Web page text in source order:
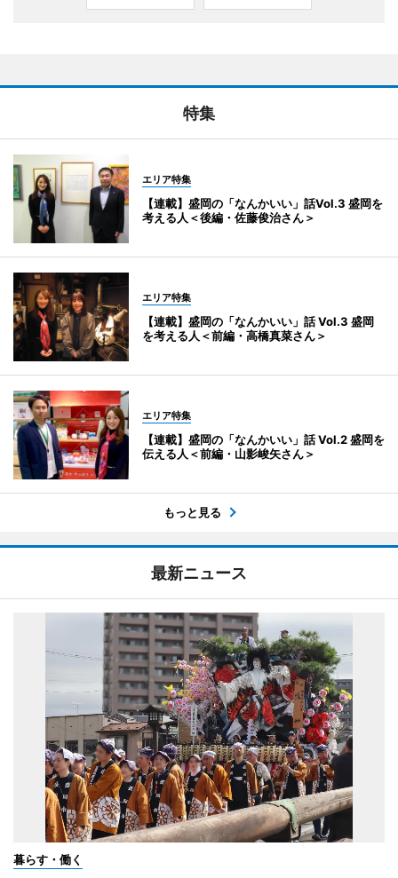
特集
エリア特集
【連載】盛岡の「なんかいい」話Vol.3 盛岡を
考える人＜後編・佐藤俊治さん＞
エリア特集
【連載】盛岡の「なんかいい」話 Vol.3 盛岡
を考える人＜前編・高橋真菜さん＞
エリア特集
【連載】盛岡の「なんかいい」話 Vol.2 盛岡を
伝える人＜前編・山影峻矢さん＞
もっと見る
最新ニュース
暮らす・働く